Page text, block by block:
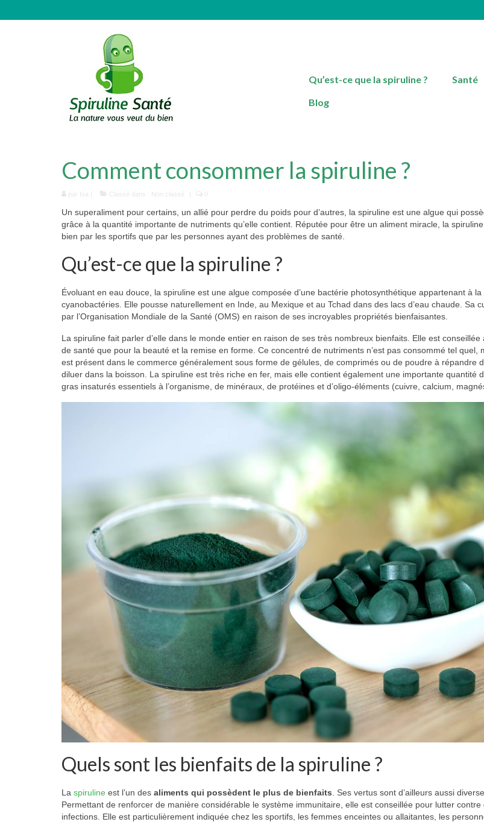
Qu’est-ce que la spiruline ? Santé
Blog
Comment consommer la spiruline ?
par Isa Classé dans : Non classé
Un superaliment pour certains, un allié pour perdre du poids pour d’autres, la spiruline est une algue qui
grâce à la quantité importante de nutriments qu’elle contient. Réputée pour être un aliment miracle, la
bien par les sportifs que par les personnes ayant des problèmes de santé.
Qu’est-ce que la spiruline ?
Évoluant en eau douce, la spiruline est une algue composée d’une bactérie photosynthétique appartenant à
cyanobactéries. Elle pousse naturellement en Inde, au Mexique et au Tchad dans des lacs d’eau chaude. Sa
par l’Organisation Mondiale de la Santé (OMS) en raison de ses incroyables propriétés bienfaisantes.
La spiruline fait parler d’elle dans le monde entier en raison de ses très nombreux bienfaits. Elle est
de santé que pour la beauté et la remise en forme. Ce concentré de nutriments n’est pas consommé tel quel,
est présent dans le commerce généralement sous forme de gélules, de comprimés ou de poudre à répandre
diluer dans la boisson. La spiruline est très riche en fer, mais elle contient également une importante quantité
gras insaturés essentiels à l’organisme, de minéraux, de protéines et d’oligo-éléments (cuivre, calcium,
Quels sont les bienfaits de la spiruline ?
La spiruline est l’un des aliments qui possèdent le plus de bienfaits . Ses vertus sont d’ailleurs aussi
Permettant de renforcer de manière considérable le système immunitaire, elle est conseillée pour lutter
infections. Elle est particulièrement indiquée chez les sportifs, les femmes enceintes ou allaitantes, les